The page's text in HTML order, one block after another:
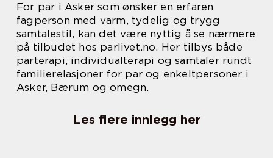
For par i Asker som ønsker en erfaren
fagperson med varm, tydelig og trygg
samtalestil, kan det være nyttig å se nærmere
på tilbudet hos parlivet.no. Her tilbys både
parterapi, individualterapi og samtaler rundt
familierelasjoner for par og enkeltpersoner i
Asker, Bærum og omegn.
Les flere innlegg her